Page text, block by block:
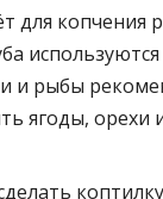
для копчения
используются
и рыбы
ягоды,